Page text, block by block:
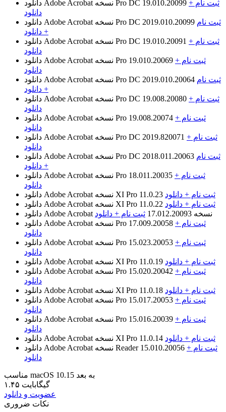
دانلود Adobe Acrobat
نسخه Pro DC 19.010.20099 ثبت نام +
دانلود
دانلود Adobe Acrobat
نسخه Pro DC 2019.010.20099 ثبت نام
+ دانلود
دانلود Adobe Acrobat
نسخه Pro DC 19.010.20091 ثبت نام +
دانلود
دانلود Adobe Acrobat
نسخه Pro 19.010.20069 ثبت نام +
دانلود
دانلود Adobe Acrobat
نسخه Pro DC 2019.010.20064 ثبت نام
+ دانلود
دانلود Adobe Acrobat
نسخه Pro DC 19.008.20080 ثبت نام +
دانلود
دانلود Adobe Acrobat
نسخه Pro 19.008.20074 ثبت نام +
دانلود
دانلود Adobe Acrobat
نسخه Pro DC 2019.820071 ثبت نام +
دانلود
دانلود Adobe Acrobat
نسخه Pro DC 2018.011.20063 ثبت نام
+ دانلود
دانلود Adobe Acrobat
نسخه Pro 18.011.20035 ثبت نام +
دانلود
دانلود Adobe Acrobat
نسخه XI Pro 11.0.23 ثبت نام + دانلود
دانلود Adobe Acrobat
نسخه XI Pro 11.0.22 ثبت نام + دانلود
دانلود Adobe Acrobat
نسخه 17.012.20093
ثبت نام + دانلود
دانلود Adobe Acrobat
نسخه Pro 17.009.20058 ثبت نام +
دانلود
دانلود Adobe Acrobat
نسخه Pro 15.023.20053 ثبت نام +
دانلود
دانلود Adobe Acrobat
نسخه XI Pro 11.0.19 ثبت نام + دانلود
دانلود Adobe Acrobat
نسخه Pro 15.020.20042 ثبت نام +
دانلود
دانلود Adobe Acrobat
نسخه XI Pro 11.0.18 ثبت نام + دانلود
دانلود Adobe Acrobat
نسخه Pro 15.017.20053 ثبت نام +
دانلود
دانلود Adobe Acrobat
نسخه Pro 15.016.20039 ثبت نام +
دانلود
دانلود Adobe Acrobat
نسخه XI Pro 11.0.14 ثبت نام + دانلود
دانلود Adobe Acrobat
نسخه Reader 15.010.20056 ثبت نام +
دانلود
مناسب macOS 10.15 به بعد
۱.۴۵ گیگابایت
عضویت و دانلود
نکات ضروری